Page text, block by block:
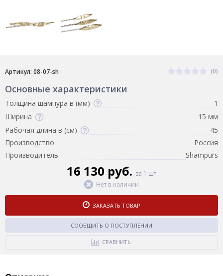
Артикул: 08-07-sh (0)
Основные характеристики
Толщина шампура в (мм)
1
Ширина
15 мм
Рабочая длина в (см)
45
Производство
Россия
Производитель
Shampurs
16 130 руб. за 1 шт
Нет в наличии
ЗАКАЗАТЬ ТОВАР
СООБЩИТЬ О ПОСТУПЛЕНИИ
СРАВНИТЬ